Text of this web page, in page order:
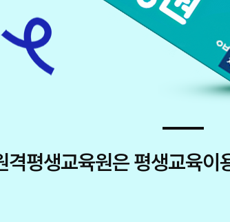
격평생교육원은 평생교육이